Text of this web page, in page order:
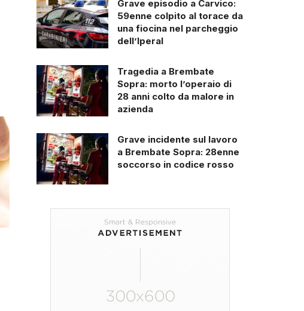
Grave episodio a Carvico:
59enne colpito al torace da
una fiocina nel parcheggio
dell’Iperal
Tragedia a Brembate
Sopra: morto l’operaio di
28 anni colto da malore in
azienda
Grave incidente sul lavoro
a Brembate Sopra: 28enne
soccorso in codice rosso